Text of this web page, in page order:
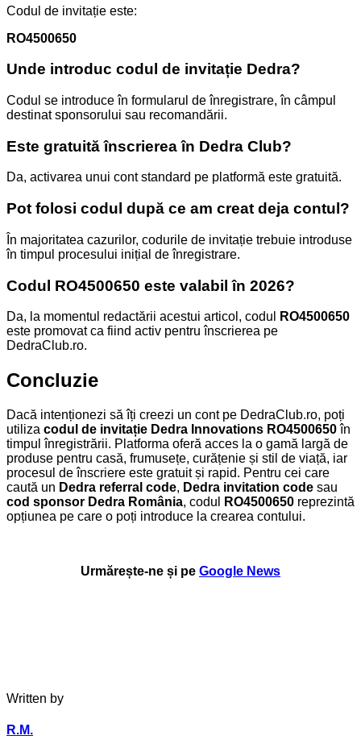
Codul de invitație este:
RO4500650
Unde introduc codul de invitație Dedra?
Codul se introduce în formularul de înregistrare, în câmpul
destinat sponsorului sau recomandării.
Este gratuită înscrierea în Dedra Club?
Da, activarea unui cont standard pe platformă este gratuită.
Pot folosi codul după ce am creat deja contul?
În majoritatea cazurilor, codurile de invitație trebuie introduse
în timpul procesului inițial de înregistrare.
Codul RO4500650 este valabil în 2026?
Da, la momentul redactării acestui articol, codul
RO4500650
este promovat ca fiind activ pentru înscrierea pe
DedraClub.ro.
Concluzie
Dacă intenționezi să îți creezi un cont pe DedraClub.ro, poți
utiliza codul de invitație Dedra Innovations RO4500650în
timpul înregistrării. Platforma oferă acces la o gamă largă de
produse pentru casă, frumusețe, curățenie și stil de viață, iar
procesul de înscriere este gratuit și rapid. Pentru cei care
caută un Dedra referral code, Dedra invitation code sau
cod sponsor Dedra România, codul RO4500650 reprezintă
opțiunea pe care o poți introduce la crearea contului.
Urmărește-ne și pe Google News
Written by
R.M.